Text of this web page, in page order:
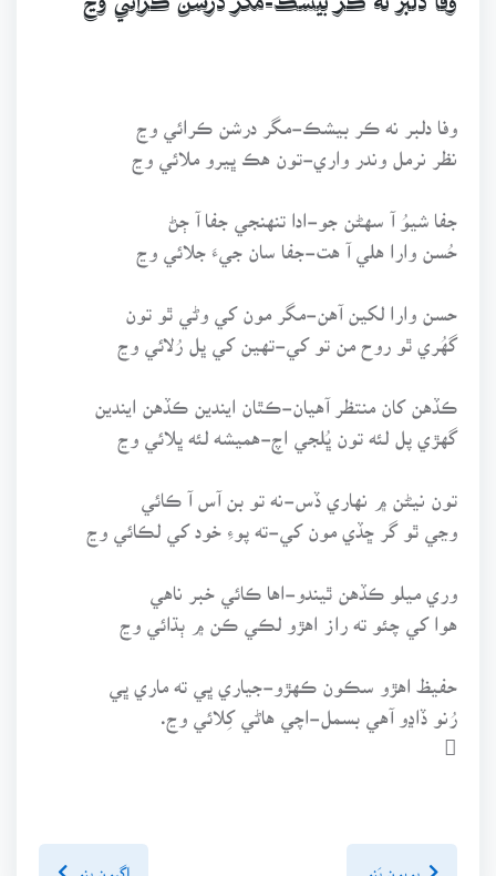
وفا دلبر نه ڪر بيشڪ-مگر درشن ڪرائي وڃ
وفا دلبر نه ڪر بيشڪ-مگر درشن ڪرائي وڃ
نظر نرمل وندر واري-تون هڪ ڀيرو ملائي وڃ
جفا شيوُ آ سهڻن جو-ادا تنهنجي جفا آ ڄڻ
حُسن وارا هلي آ هت-جفا سان جيءَ جلائي وڃ
حسن وارا لکين آهن-مگر مون کي وڻي ٿو تون
گهُري ٿو روح من تو کي-تهين کي ڀل رُلائي وڃ
ڪڏهن کان منتظر آهيان-ڪٿان ايندين ڪڏهن ايندين
گهڙي پل لئه تون ڀُلجي اچ-هميشه لئه ڀلائي وڃ
تون نيڻن ۾ نهاري ڏس-نه تو بن آس آ ڪائي
وڃي ٿو گر ڇڏي مون کي-ته پوءِ خود کي لڪائي وڃ
وري ميلو ڪڏهن ٿيندو-اها ڪائي خبر ناهي
هوا کي چئو ته راز اهڙو لڪي ڪن ۾ ٻڌائي وڃ
حفيظ اهڙو سڪون ڪهڙو-جياري ڀي ته ماري ڀي
رُنو ڏاڍو آهي بسمل-اچي هاڻي کِلائي وڃ.

اڳيون پنو